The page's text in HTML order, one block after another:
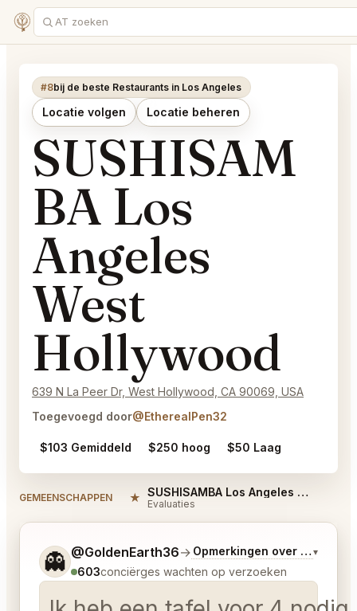
#8bij de beste Restaurants in Los Angeles
Locatie volgen Locatie beheren
SUSHISAM
BA Los
Angeles
West
Hollywood
639 N La Peer Dr, West Hollywood, CA 90069, USA
Toegevoegd door@EtherealPen32
$103 Gemiddeld $250 hoog $50 Laag
GEMEENSCHAPPEN ★ SUSHISAMBA Los Angeles West Hollywood Reviews
Evaluaties
👻 @GoldenEarth36→ Opmerkingen over Laatste
▾
603conciërges wachten op verzoeken
Vertel me wat je wilt.